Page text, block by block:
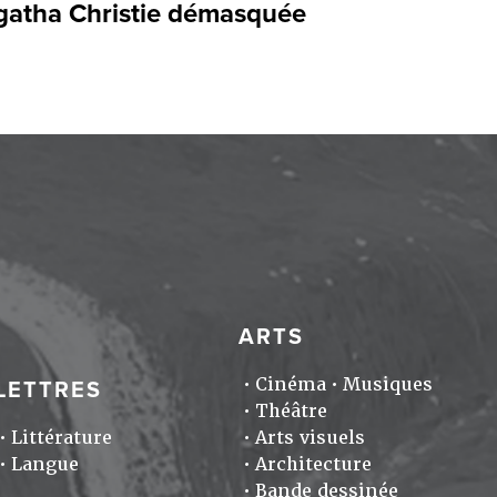
Christie démasquée
Littérature
Langue
ARTS
Cinéma
Musiques
Théâtre
Arts visuels
Architecture
Bande dessinée